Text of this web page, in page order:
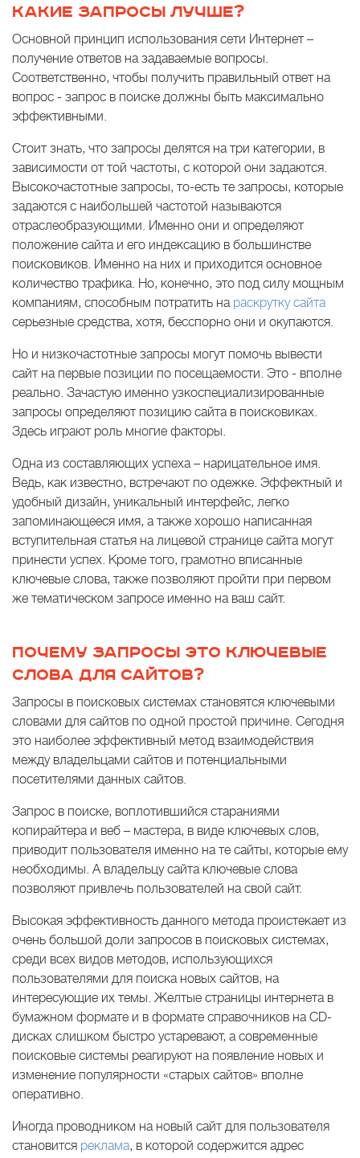
КАКИЕ ЗАПРОСЫ ЛУЧШЕ?
Основной принцип использования сети Интернет –
получение ответов на задаваемые вопросы.
Соответственно, чтобы получить правильный ответ на
вопрос - запрос в поиске должны быть максимально
эффективными.
Стоит знать, что запросы делятся на три категории, в
зависимости от той частоты, с которой они задаются.
Высокочастотные запросы, то-есть те запросы, которые
задаются с наибольшей частотой называются
отраслеобразующими. Именно они и определяют
положение сайта и его индексацию в большинстве
поисковиков. Именно на них и приходится основное
количество трафика. Но, конечно, это под силу мощным
компаниям, способным потратить на раскрутку сайта
серьезные средства, хотя, бесспорно они и окупаются.
Но и низкочастотные запросы могут помочь вывести
сайт на первые позиции по посещаемости. Это - вполне
реально. Зачастую именно узкоспециализированные
запросы определяют позицию сайта в поисковиках.
Здесь играют роль многие факторы.
Одна из составляющих успеха – нарицательное имя.
Ведь, как известно, встречают по одежке. Эффектный и
удобный дизайн, уникальный интерфейс, легко
запоминающееся имя, а также хорошо написанная
вступительная статья на лицевой странице сайта могут
принести успех. Кроме того, грамотно вписанные
ключевые слова, также позволяют пройти при первом
же тематическом запросе именно на ваш сайт.
ПОЧЕМУ ЗАПРОСЫ ЭТО КЛЮЧЕВЫЕ
СЛОВА ДЛЯ САЙТОВ?
Запросы в поисковых системах становятся ключевыми
словами для сайтов по одной простой причине. Сегодня
это наиболее эффективный метод взаимодействия
между владельцами сайтов и потенциальными
посетителями данных сайтов.
Запрос в поиске, воплотившийся стараниями
копирайтера и веб – мастера, в виде ключевых слов,
приводит пользователя именно на те сайты, которые ему
необходимы. А владельцу сайта ключевые слова
позволяют привлечь пользователей на свой сайт.
Высокая эффективность данного метода проистекает из
очень большой доли запросов в поисковых системах,
среди всех видов методов, использующихся
пользователями для поиска новых сайтов, на
интересующие их темы. Желтые страницы интернета в
бумажном формате и в формате справочников на CD-
дисках слишком быстро устаревают, а современные
поисковые системы реагируют на появление новых и
изменение популярности «старых сайтов» вполне
оперативно.
Иногда проводником на новый сайт для пользователя
становится реклама, в которой содержится адрес